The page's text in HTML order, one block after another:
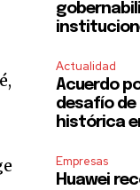
Actualidad
Acuerdo
desafío
histórica
Empresas
Huawei